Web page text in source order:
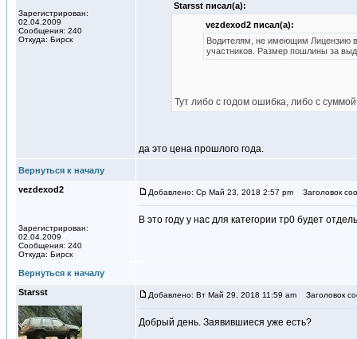
Зарегистрирован:
02.04.2009
Сообщения: 240
Откуда: Бирск
Starsst писал(а):
vezdexod2 писал(а):
Водителям, не имеющим Лицензию
участников. Размер пошлины за
Тут либо с годом ошибка, либо с
да это цена прошлого года.
Вернуться к началу
vezdexod2
Зарегистрирован:
02.04.2009
Сообщения: 240
Откуда: Бирск
Добавлено: Ср Май 23, 2018 2:57 pm Заголовок
В это году у нас для категории тр0 будет
Вернуться к началу
Starsst
Добавлено: Вт Май 29, 2018 11:59 am Заголовок
Добрый день. Заявившиеся уже есть?